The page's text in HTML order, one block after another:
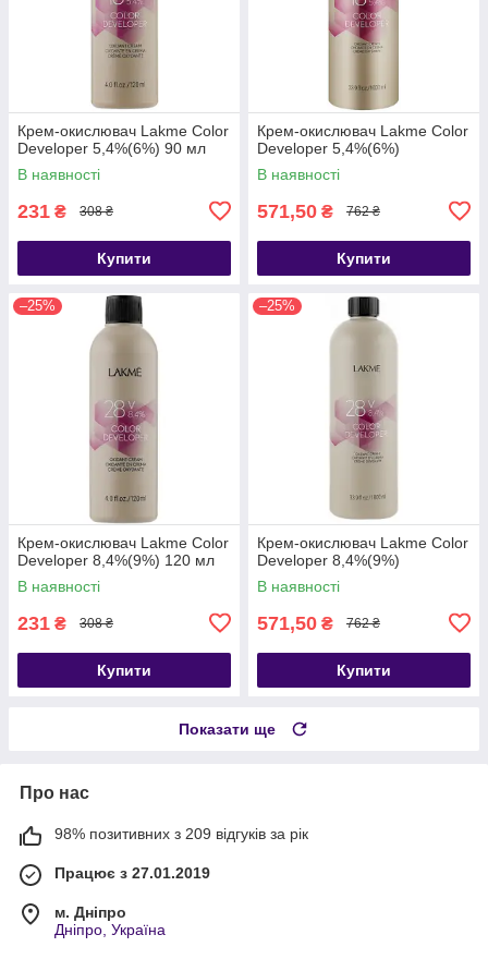
Крем-окислювач Lakme Color
Developer 5,4%(6%) 90 мл
В наявності
231 ₴ 308 ₴
Купити
Крем-окислювач Lakme Color
Developer 5,4%(6%)
В наявності
571,50 ₴ 762 ₴
Купити
–25%
Крем-окислювач Lakme Color
Developer 8,4%(9%) 120 мл
В наявності
231 ₴ 308 ₴
Купити
–25%
Крем-окислювач Lakme Color
Developer 8,4%(9%)
В наявності
571,50 ₴ 762 ₴
Купити
Показати ще
Про нас
98% позитивних з 209 відгуків за рік
Працює з 27.01.2019
м. Дніпро
Дніпро, Україна